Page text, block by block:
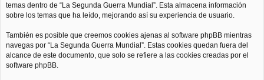
temas dentro de “La Segunda Guerra Mundial”. Esta almacena información
sobre los temas que ha leído, mejorando así su experiencia de usuario.
También es posible que creemos cookies ajenas al software phpBB mientras
navegas por “La Segunda Guerra Mundial”. Estas cookies quedan fuera del
alcance de este documento, que solo se refiere a las cookies creadas por el
software phpBB.